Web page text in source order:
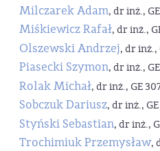
Milczarek Adam, dr inż.,
Miśkiewicz Rafał, dr inż.,
Olszewski Andrzej, dr inż.,
Piasecki Szymon, dr inż.,
Rolak Michał, dr inż., GE
Sobczuk Dariusz, dr inż.,
Styński Sebastian, dr inż.,
Trochimiuk Przemysław,